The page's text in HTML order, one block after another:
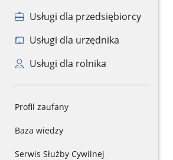
Usługi dla przedsiębiorcy
Usługi dla urzędnika
Usługi dla rolnika
Profil zaufany
Baza wiedzy
Serwis Służby Cywilnej